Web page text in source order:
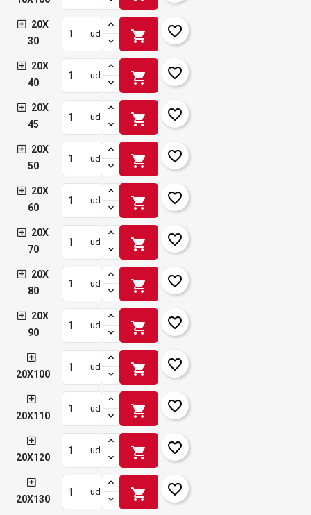
20X
30
ud shopping_cart favorite_border
20X
40
ud shopping_cart favorite_border
20X
45
ud shopping_cart favorite_border
20X
50
ud shopping_cart favorite_border
20X
60
ud shopping_cart favorite_border
20X
70
ud shopping_cart favorite_border
20X
80
ud shopping_cart favorite_border
20X
90
ud shopping_cart favorite_border
20X100
ud shopping_cart favorite_border
20X110
ud shopping_cart favorite_border
20X120
ud shopping_cart favorite_border
20X130
ud shopping_cart favorite_border